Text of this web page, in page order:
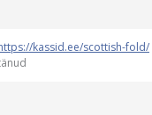
kassid.ee/scottish-fold/